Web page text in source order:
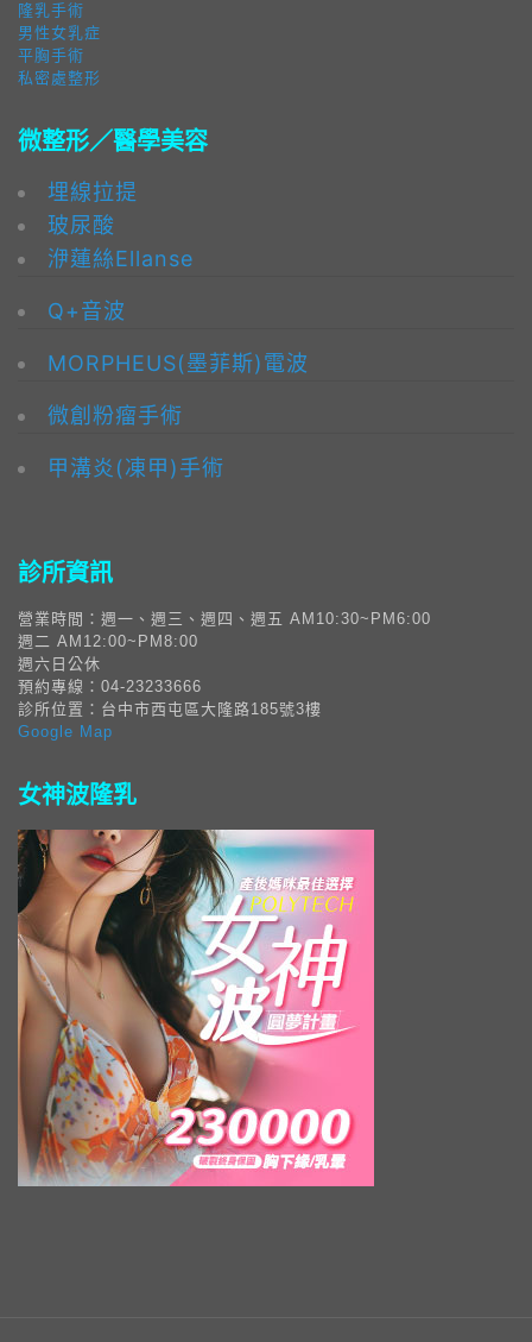
隆乳手術
男性女乳症
平胸手術
私密處整形
微整形／醫學美容
埋線拉提
玻尿酸
洢蓮絲Ellanse
Q+音波
MORPHEUS(墨菲斯)電波
微創粉瘤手術
甲溝炎(凍甲)手術
診所資訊
營業時間：週一、週三、週四、週五 AM10:30~PM6:00
週二 AM12:00~PM8:00
週六日公休
預約專線：04-23233666
診所位置：台中市西屯區大隆路185號3樓
Google Map
女神波隆乳